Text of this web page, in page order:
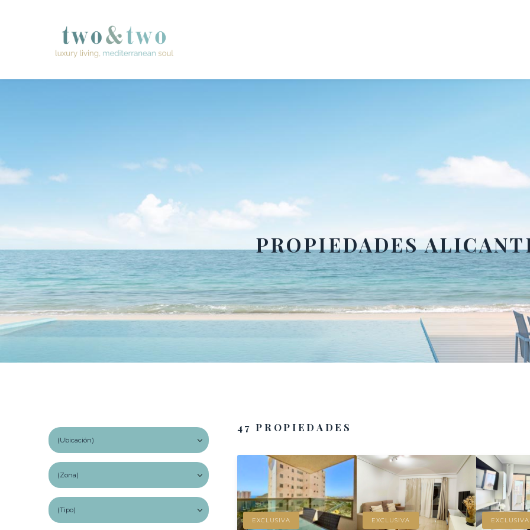
PROPIEDADES
47 PROPIEDADES
EXCLUSIVA EXCLUSIVA EXCLUSIVA